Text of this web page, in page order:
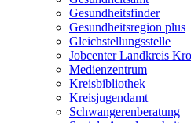
Gesundheitsfinder
Gesundheitsregion plus
Gleichstellungsstelle
Jobcenter Landkreis
Medienzentrum
Kreisbibliothek
Kreisjugendamt
Schwangerenberatung